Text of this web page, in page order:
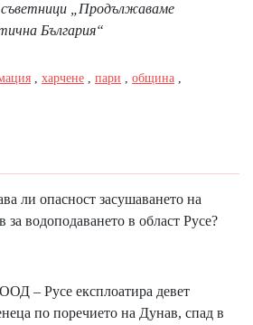
„Продължаваме
България“
харчене пари община
ли опасност засушаването на
за водоподаването в област Русе?
– Русе експлоатира девет
по поречието на Дунав, спад в